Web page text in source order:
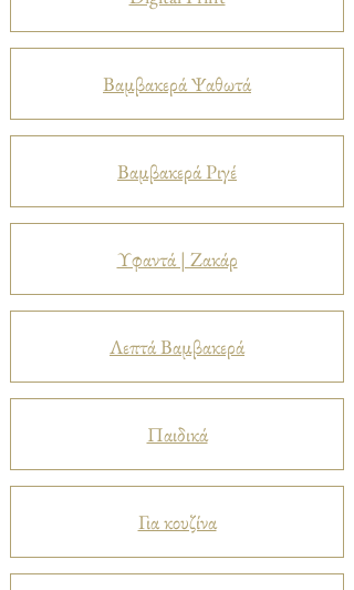
Βαμβακερά Ψαθωτά
Βαμβακερά Ριγέ
Υφαντά | Ζακάρ
Λεπτά Βαμβακερά
Παιδικά
Για κουζίνα